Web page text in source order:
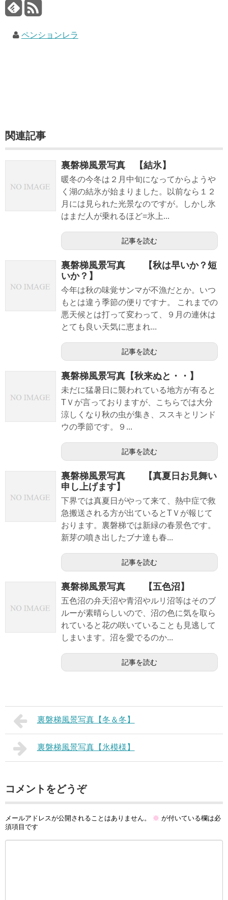
ペンションレラ
関連記事
裏磐梯風景写真 【結氷】
暖冬の今冬は２月中旬になってからようや
く湖の結氷が始まりました。以前なら１２
月には見られた光景なのですが。しかし氷
はまだ人が乗れるほど=氷上...
記事を読む
裏磐梯風景写真 【秋は早いか？短
いか？】
今年は秋の味覚サンマが不漁だとか。いつ
もとは違う季節の便りですナ。 これまでの
悪天候とは打って変わって、９月の連休は
とても良い天気に恵まれ...
記事を読む
裏磐梯風景写真【秋来ぬと・・】
未だに猛暑日に襲われている地方が有ると
TＶが言っておりますが、こちらでは大分
涼しくなり秋の虫が集き、ススキとリンド
ウの季節です。９...
記事を読む
裏磐梯風景写真 【真夏日お見舞い
申し上げます】
下界では真夏日がやって来て、熱中症で救
急搬送される方が出ているとTＶが報じて
おります。裏磐梯では新緑の春景色です。
新芽の噴き出したブナ達も春...
記事を読む
裏磐梯風景写真 【五色沼】
五色沼の弁天沼や青沼やルリ沼等はそのブ
ルーが素晴らしいので、沼の色に気を取ら
れていると花の咲いていることも見逃して
しまいます。沼を愛でるのか...
記事を読む
裏磐梯風景写真【冬＆冬】
裏磐梯風景写真【氷模様】
コメントをどうぞ
メールアドレスが公開されることはありません。 ※ が付いている欄は必
須項目です